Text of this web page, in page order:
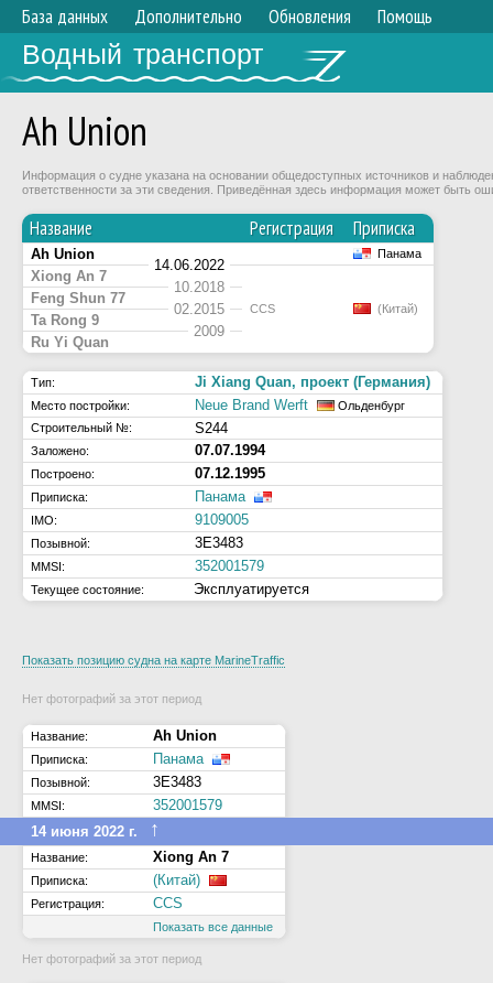
База данных Дополнительно Обновления Помощь
Водный транспорт
Ah Union
Информация о судне указана на основании общедоступных источников и
ответственности за эти сведения. Приведённая здесь информация может быть
Название Регистрация Приписка
Ah Union
14.06.2022
Панама
Xiong An 7
10.2018
CCS (Китай)
Feng Shun 77
02.2015
Ta Rong 9
2009
Ru Yi Quan
Тип: Ji Xiang Quan, проект (Германия)
Место постройки: Neue Brand Werft
Ольденбург
Строительный №:
S244
Заложено: 07.07.1994
Построено: 07.12.1995
Приписка: Панама
IMO: 9109005
Позывной: 3E3483
MMSI: 352001579
Текущее состояние: Эксплуатируется
Показать позицию судна на карте MarineTraffic
Нет фотографий за этот период
Название: Ah Union
Приписка: Панама
Позывной: 3E3483
MMSI:
352001579
14 июня 2022 г.
↑
Название: Xiong An 7
Приписка: (Китай)
Регистрация: CCS
Показать все данные
Нет фотографий за этот период